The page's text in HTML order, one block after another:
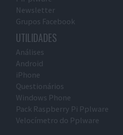
Newsletter
Grupos Facebook
UTILIDADES
Análises
Android
iPhone
Questionários
Windows Phone
Pack Raspberry Pi Pplware
Velocímetro do Pplware